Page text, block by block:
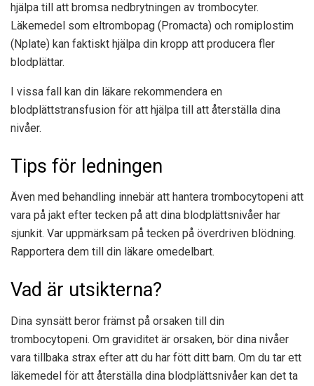
hjälpa till att bromsa nedbrytningen av trombocyter.
Läkemedel som eltrombopag (Promacta) och romiplostim
(Nplate) kan faktiskt hjälpa din kropp att producera fler
blodplättar.
I vissa fall kan din läkare rekommendera en
blodplättstransfusion för att hjälpa till att återställa dina
nivåer.
Tips för ledningen
Även med behandling innebär att hantera trombocytopeni att
vara på jakt efter tecken på att dina blodplättsnivåer har
sjunkit. Var uppmärksam på tecken på överdriven blödning.
Rapportera dem till din läkare omedelbart.
Vad är utsikterna?
Dina synsätt beror främst på orsaken till din
trombocytopeni. Om graviditet är orsaken, bör dina nivåer
vara tillbaka strax efter att du har fött ditt barn. Om du tar ett
läkemedel för att återställa dina blodplättsnivåer kan det ta